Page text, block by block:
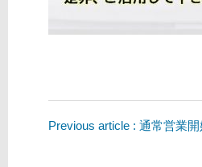
Previous article : 通常営業